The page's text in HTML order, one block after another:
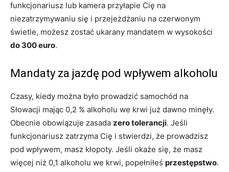
funkcjonariusz lub kamera przyłapie Cię na
niezatrzymywaniu się i przejeżdżaniu na czerwonym
świetle, możesz zostać ukarany mandatem w wysokości
do 300 euro.
Mandaty za jazdę pod wpływem alkoholu
Czasy, kiedy można było prowadzić samochód na
Słowacji mając 0,2 % alkoholu we krwi już dawno minęły.
Obecnie obowiązuje zasada zero tolerancji. Jeśli
funkcjonariusz zatrzyma Cię i stwierdzi, że prowadzisz
pod wpływem, masz kłopoty. Jeśli okaże się, że masz
więcej niż 0,1 alkoholu we krwi, popełniłeś przestępstwo.